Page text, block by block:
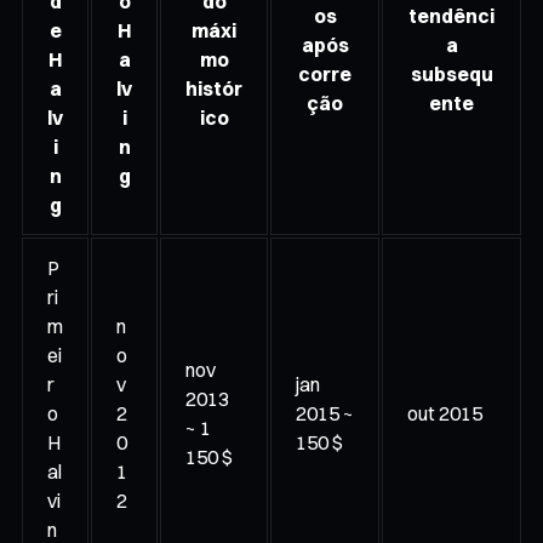
e
H
a
lv
i
n
g
H
a
lv
i
n
g
máxi
mo
histór
ico
os
após
corre
ção
tendênci
a
subsequ
ente
P
ri
m
ei
r
o
H
al
vi
n
n
o
v
2
0
1
2
nov
2013
~ 1
150 $
jan
2015 ~
150 $
out 2015